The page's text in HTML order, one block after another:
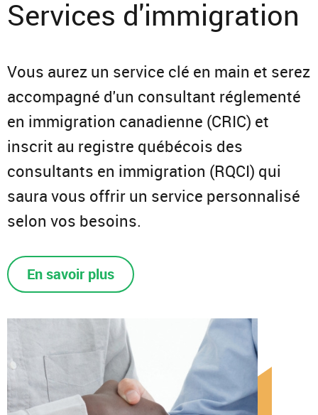
Services d'immigration
Vous aurez un service clé en main et serez
accompagné d'un consultant réglementé
en immigration canadienne (CRIC) et
inscrit au registre québécois des
consultants en immigration (RQCI) qui
saura vous offrir un service personnalisé
selon vos besoins.
En savoir plus